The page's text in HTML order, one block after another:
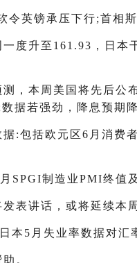
英镑承压下行;首相
度升至161.93，日
，本周美国将先后
据若强劲，降息预期
:包括欧元区6月消
SPGI制造业PMI终值
表讲话，或将延续本
本5月失业率数据对汇
。